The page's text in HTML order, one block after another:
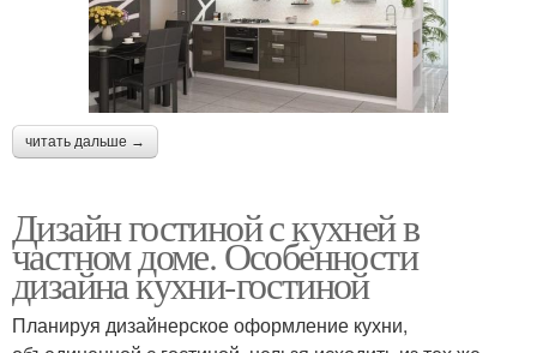
читать дальше →
Дизайн гостиной с кухней в
частном доме. Особенности
дизайна кухни-гостиной
Планируя дизайнерское оформление кухни,